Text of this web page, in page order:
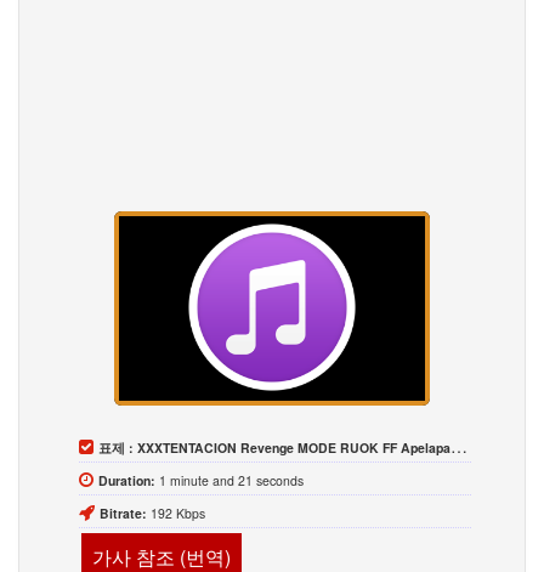
표제 : XXXTENTACION Revenge MODE RUOK FF Apelapato999 M1014 M1887 SPAS 12 Desert Eagle
Duration: 1 minute and 21 seconds
Bitrate: 192 Kbps
가사 참조 (번역)